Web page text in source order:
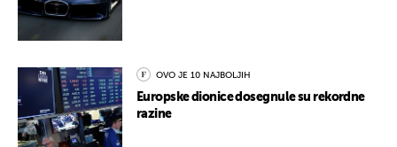
OVO JE 10 NAJBOLJIH
Europske dionice dosegnule su rekordne
razine